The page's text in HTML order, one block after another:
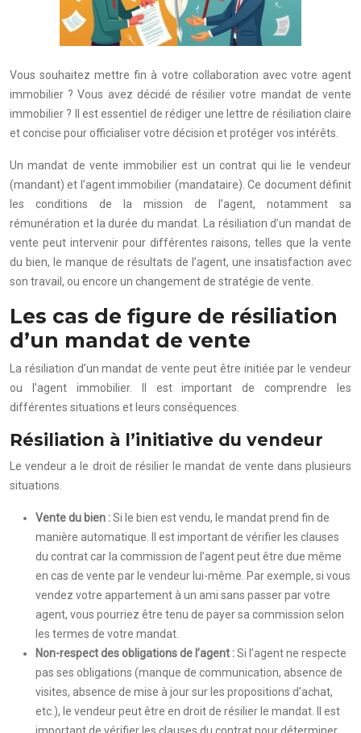
Vous souhaitez mettre fin à votre collaboration avec votre agent
immobilier ? Vous avez décidé de résilier votre mandat de vente
immobilier ? Il est essentiel de rédiger une lettre de résiliation claire
et concise pour officialiser votre décision et protéger vos intérêts.
Un mandat de vente immobilier est un contrat qui lie le vendeur
(mandant) et l’agent immobilier (mandataire). Ce document définit
les conditions de la mission de l’agent, notamment sa
rémunération et la durée du mandat. La résiliation d’un mandat de
vente peut intervenir pour différentes raisons, telles que la vente
du bien, le manque de résultats de l’agent, une insatisfaction avec
son travail, ou encore un changement de stratégie de vente.
Les cas de figure de résiliation
d’un mandat de vente
La résiliation d’un mandat de vente peut être initiée par le vendeur
ou l’agent immobilier. Il est important de comprendre les
différentes situations et leurs conséquences.
Résiliation à l’initiative du vendeur
Le vendeur a le droit de résilier le mandat de vente dans plusieurs
situations.
Vente du bien :Si le bien est vendu, le mandat prend fin de
manière automatique. Il est important de vérifier les clauses
du contrat car la commission de l’agent peut être due même
en cas de vente par le vendeur lui-même. Par exemple, si vous
vendez votre appartement à un ami sans passer par votre
agent, vous pourriez être tenu de payer sa commission selon
les termes de votre mandat.
Non-respect des obligations de l’agent :Si l’agent ne respecte
pas ses obligations (manque de communication, absence de
visites, absence de mise à jour sur les propositions d’achat,
etc.), le vendeur peut être en droit de résilier le mandat. Il est